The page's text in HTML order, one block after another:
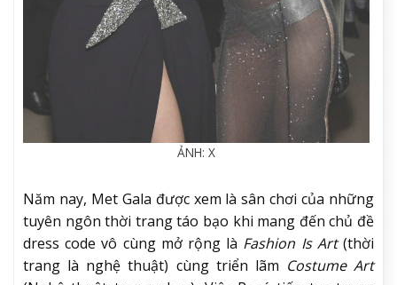
ẢNH: X
Năm nay, Met Gala được xem là sân chơi của những
tuyên ngôn thời trang táo bạo khi mang đến chủ đề
dress code vô cùng mở rộng là Fashion Is Art(thời
trang là nghệ thuật) cùng triển lãm Costume Art